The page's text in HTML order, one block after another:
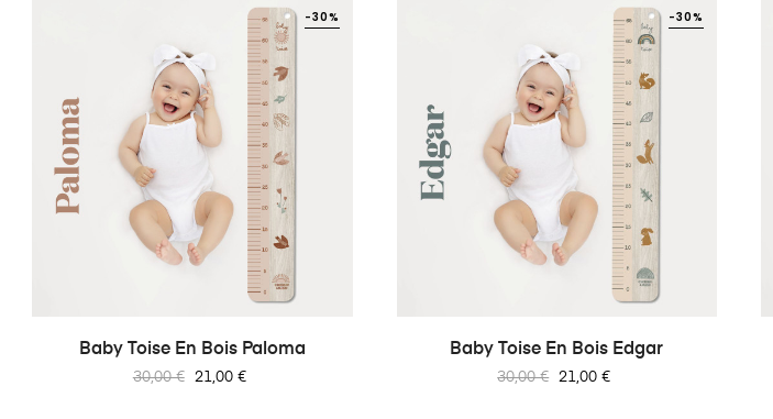
Baby Toise En Bois Paloma
Prix
30,00 €
-30%
Prix
21,00 €
Baby Toise En Bois Edgar
Prix
30,00 €
-30%
Prix
21,00 €